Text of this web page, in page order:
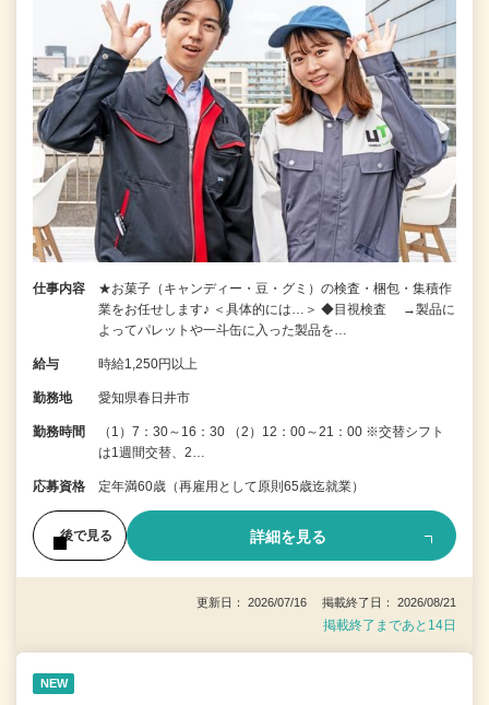
仕事内容
★お菓子（キャンディー・豆・グミ）の検査・梱包・集積作
業をお任せします♪ ＜具体的には…＞ ◆目視検査 →製品に
よってパレットや一斗缶に入った製品を…
給与 時給1,250円以上
勤務地 愛知県春日井市
勤務時間
（1）7：30～16：30 （2）12：00～21：00 ※交替シフト
は1週間交替、2…
応募資格 定年満60歳（再雇用として原則65歳迄就業）
後で見る 詳細を見る
更新日： 2026/07/16 掲載終了日： 2026/08/21
掲載終了まであと14日
NEW